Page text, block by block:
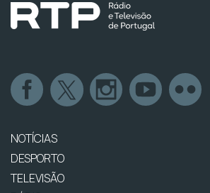
NOTÍCIAS
DESPORTO
TELEVISÃO